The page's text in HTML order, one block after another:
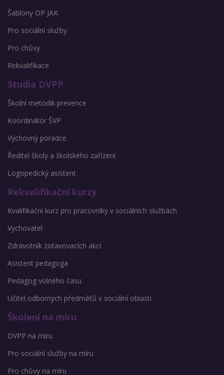
Šablony OP JAK
Pro sociální služby
Pro chůvy
Rekvalifikace
Studia DVPP
Školní metodik prevence
Koordinátor ŠVP
Výchovný poradce
Ředitel školy a školského zařízení
Logopedický asistent
Rekvalifikační kurzy
Kvalifikační kurz pro pracovníky v sociálních službách
Vychovatel
Zdravotník zotavovacích akcí
Asistent pedagoga
Pedagog volného času
Učitel odborných předmětů v sociální oblasti
Školení na míru
DVPP na míru
Pro sociální služby na míru
Pro chůvy na míru